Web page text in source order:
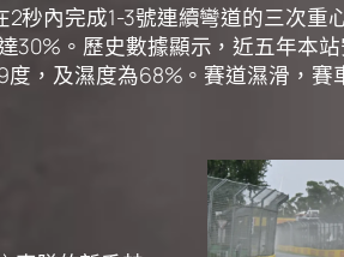
2秒內完成1-3號連續彎道的三次重
。歷史數據顯示，近五年本
，及濕度為68%。賽道濕滑，